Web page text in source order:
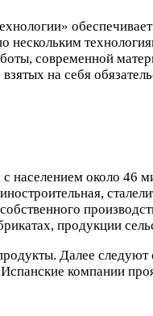
современной
на себя
населением около 46
продукции
Далее
компании